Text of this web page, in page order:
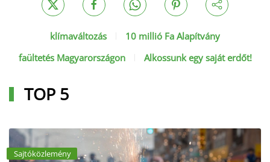
klímaváltozás
10 millió Fa Alapítvány
faültetés Magyarországon
Alkossunk egy saját erdőt!
TOP 5
Sajtóközlemény